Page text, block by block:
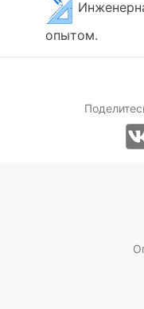
опытом.